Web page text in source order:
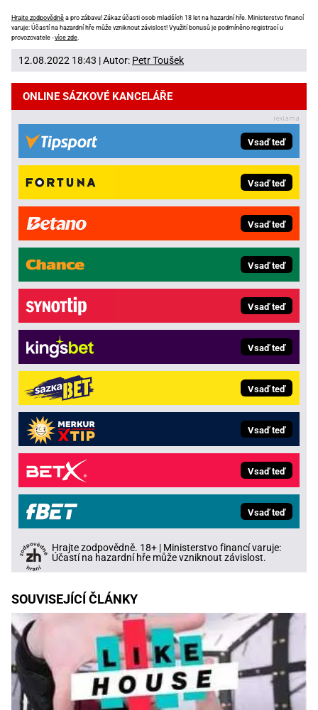
Hrajte zodpovědně a pro zábavu! Zákaz účasti osob mladších 18 let na hazardní hře. Ministerstvo financí
varuje: Účastí na hazardní hře může vzniknout závislost! Využití bonusů je podmíněno registrací u
provozovatele -více zde
12.08.2022 18:43 | Autor: Petr Toušek
ONLINE SÁZKOVÉ KANCELÁŘE
Vsaď teď
Vsaď teď
Vsaď teď
Vsaď teď
Vsaď teď
Vsaď teď
Vsaď teď
Vsaď teď
Vsaď teď
Vsaď teď
Hrajte zodpovědně. 18+ | Ministerstvo financí varuje:
Účastí na hazardní hře může vzniknout závislost.
SOUVISEJÍCÍ ČLÁNKY